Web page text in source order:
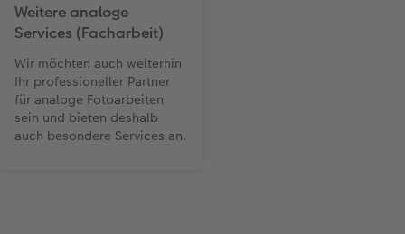
Weitere analoge
Services (Facharbeit)
Wir möchten auch weiterhin
Ihr professioneller Partner
für analoge Fotoarbeiten
sein und bieten deshalb
auch besondere Services an.